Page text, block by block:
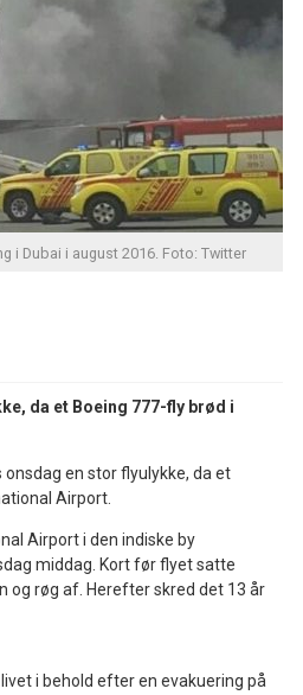
i Dubai i august 2016. Foto: Twitter
da et Boeing 777-fly brød i
en stor flyulykke, da et
Airport.
Airport i den indiske by
middag. Kort før flyet satte
og røg af. Herefter skred det 13 år
i behold efter en evakuering på